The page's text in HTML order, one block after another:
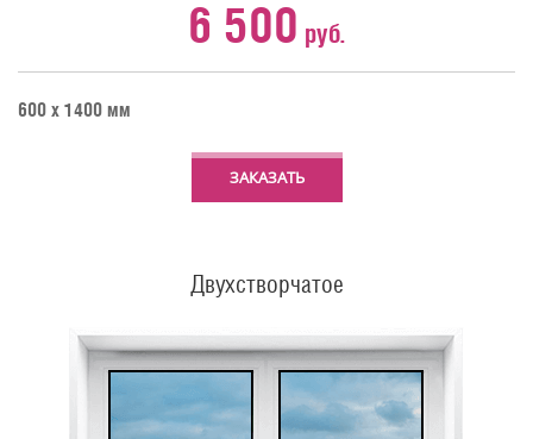
6 500 руб.
600 х 1400 мм
ЗАКАЗАТЬ
Двухстворчатое